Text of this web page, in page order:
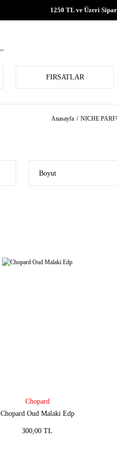
1250 TL ve Üzeri
FIRSATLAR
Anasayfa NICHE
Chopard
Chopard Oud Malaki Edp
300,00 TL